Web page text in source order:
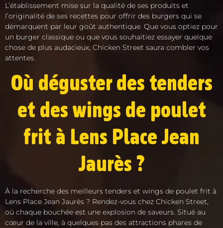
L’établissement mise sur la qualité de ses produits et
l’originalité de ses recettes pour offrir des burgers qui se
démarquent par leur goût authentique. Que vous optiez pour
un burger classique ou que vous souhaitiez essayer quelque
chose de plus audacieux, Chicken Street saura combler vos
attentes.
Où déguster des tenders
et des wings de poulet
frit à Lens Place Jean
Jaurès ?
À la recherche des meilleurs tenders et wings de poulet frit à
Lens Place Jean Jaurès ? Rendez-vous chez Chicken Street,
où chaque bouchée est une explosion de saveurs. Situé au
cœur de la ville, à quelques pas des attractions phares de